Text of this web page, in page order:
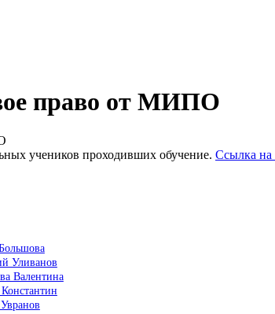
право от МИПО
учеников проходивших обучение. Ссылка на
Уливанов
Валентина